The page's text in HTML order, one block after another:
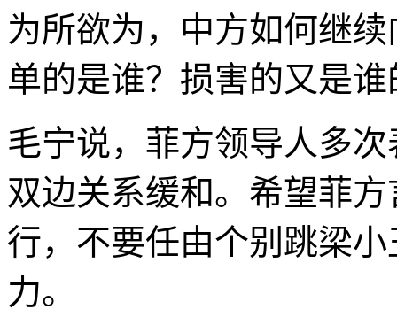
为所欲为，中方如何继
单的是谁？损害的又是
毛宁说，菲方领导人多
双边关系缓和。希望菲
行，不要任由个别跳梁
力。